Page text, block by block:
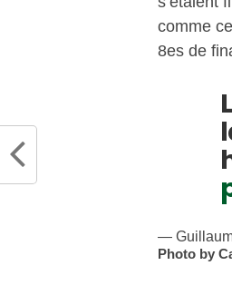
comme
8es de
—
Photo by